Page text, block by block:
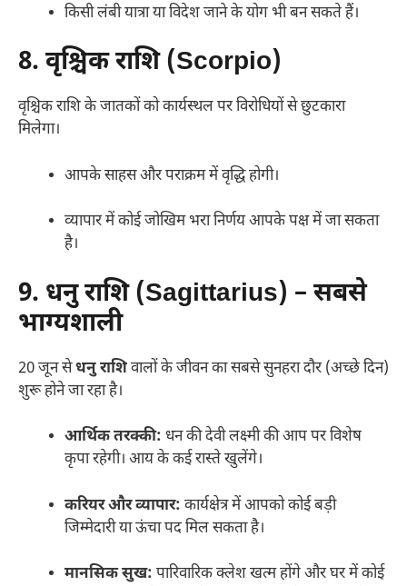
किसी लंबी यात्रा या विदेश जाने के योग भी बन सकते हैं।
8. वृश्चिक राशि (Scorpio)
वृश्चिक राशि के जातकों को कार्यस्थल पर विरोधियों से छुटकारा
मिलेगा।
आपके साहस और पराक्रम में वृद्धि होगी।
व्यापार में कोई जोखिम भरा निर्णय आपके पक्ष में जा सकता
है।
9. धनु राशि (Sagittarius) – सबसे
भाग्यशाली
20 जून सेधनु राशिवालों के जीवन का सबसे सुनहरा दौर (अच्छे दिन)
शुरू होने जा रहा है।
आर्थिक तरक्की: धन की देवी लक्ष्मी की आप पर विशेष
कृपा रहेगी। आय के कई रास्ते खुलेंगे।
करियर और व्यापार: कार्यक्षेत्र में आपको कोई बड़ी
जिम्मेदारी या ऊंचा पद मिल सकता है।
मानसिक सुख: पारिवारिक क्लेश खत्म होंगे और घर में कोई